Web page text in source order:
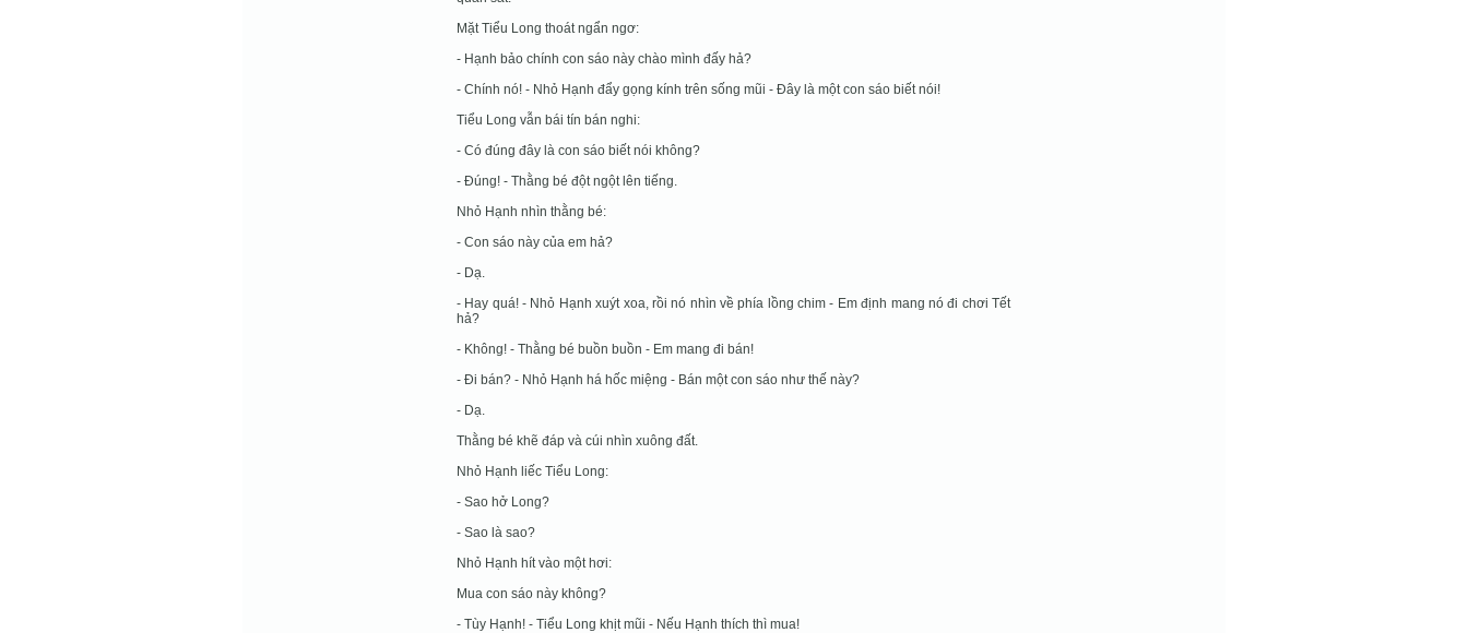
Mặt Tiểu Long thoát ngẩn ngơ:
- Hạnh bảo chính con sáo này chào mình đấy hả?
- Chính nó! - Nhỏ Hạnh đẩy gọng kính trên sống mũi - Đây là một con sáo biết nói!
Tiểu Long vẫn bái tín bán nghi:
- Có đúng đây là con sáo biết nói không?
- Đúng! - Thằng bé đột ngột lên tiếng.
Nhỏ Hạnh nhìn thằng bé:
- Con sáo này của em hả?
- Dạ.
- Hay quá! - Nhỏ Hạnh xuýt xoa, rồi nó nhìn về phía lồng chim - Em định mang nó đi chơi Tết
hả?
- Không! - Thằng bé buồn buồn - Em mang đi bán!
- Đi bán? - Nhỏ Hạnh há hốc miệng - Bán một con sáo như thế này?
- Dạ.
Thằng bé khẽ đáp và cúi nhìn xuông đất.
Nhỏ Hạnh liếc Tiểu Long:
- Sao hở Long?
- Sao là sao?
Nhỏ Hạnh hít vào một hơi:
Mua con sáo này không?
- Tùy Hạnh! - Tiểu Long khịt mũi - Nếu Hạnh thích thì mua!